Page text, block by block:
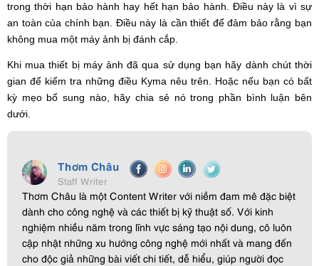
trong thời hạn bảo hành hay hết hạn bảo hành. Điều này là vì sự
an toàn của chính bạn. Điều này là cần thiết để đảm bảo rằng bạn
không mua một máy ảnh bị đánh cắp.
Khi mua thiết bị máy ảnh đã qua sử dụng bạn hãy dành chút thời
gian để kiểm tra những điều Kyma nêu trên. Hoặc nếu bạn có bất
kỳ mẹo bổ sung nào, hãy chia sẻ nó trong phần bình luận bên
dưới.
Thơm Châu
Staff Writer
Thơm Châu là một Content Writer với niềm đam mê đặc biệt
dành cho công nghệ và các thiết bị kỹ thuật số. Với kinh
nghiệm nhiều năm trong lĩnh vực sáng tạo nội dung, cô luôn
cập nhật những xu hướng công nghệ mới nhất và mang đến
cho độc giả những bài viết chi tiết, dễ hiểu, giúp người đọc